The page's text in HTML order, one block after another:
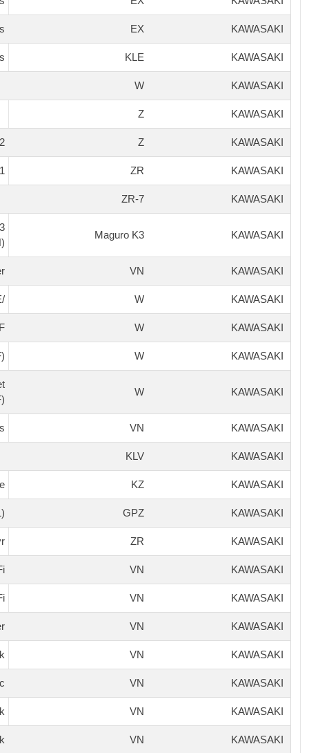
KAWASAKI
EX
KAWASAKI
KLE
KAWASAKI
W
KAWASAKI
Z
KAWASAKI
Z
KAWASAKI
ZR
KAWASAKI
ZR-7
KAWASAKI
Maguro K3
KAWASAKI
VN
KAWASAKI
W
/SE
KAWASAKI
W
KAWASAKI
W
KAWASAKI
W
KAWASAKI
VN
KAWASAKI
KLV
KAWASAKI
KZ
KAWASAKI
GPZ
(ZX1100 E1-F1)
KAWASAKI
ZR
KAWASAKI
VN
KAWASAKI
VN
KAWASAKI
VN
KAWASAKI
VN
KAWASAKI
VN
KAWASAKI
VN
KAWASAKI
VN